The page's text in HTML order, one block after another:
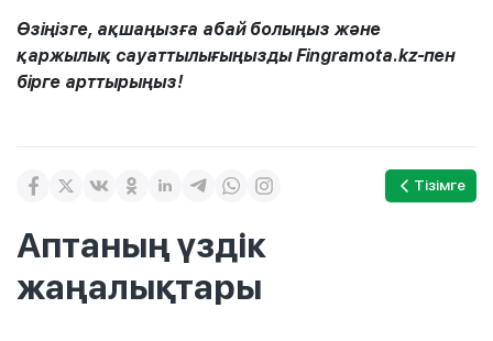
Өзіңізге, ақшаңызға абай болыңыз және
қаржылық сауаттылығыңызды Fingramota.kz-пен
бірге арттырыңыз!
Тізімге
Аптаның үздік
жаңалықтары